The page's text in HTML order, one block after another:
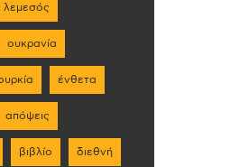
λεμεσός
ουκρανία
ένθετα
απόψεις
βιβλίο διεθνή